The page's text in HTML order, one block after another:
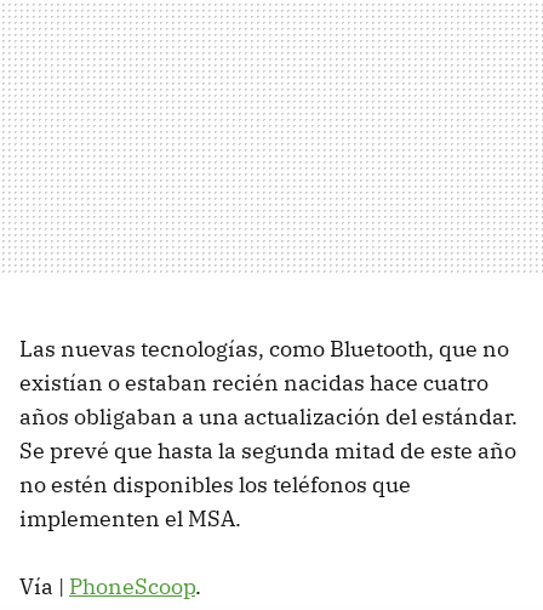
Las nuevas tecnologías, como Bluetooth, que no
existían o estaban recién nacidas hace cuatro
años obligaban a una actualización del estándar.
Se prevé que hasta la segunda mitad de este año
no estén disponibles los teléfonos que
implementen el MSA.
Vía | PhoneScoop.